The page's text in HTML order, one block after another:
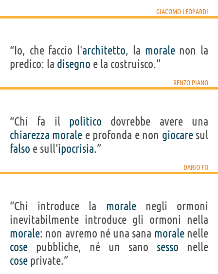
GIACOMO LEOPARDI
“Io, che faccio l'architetto, la moralenon la
predico: la disegno e la costruisco.”
RENZO PIANO
“Chi fa il politico dovrebbe avere una
chiarezza morale e profonda e non giocaresul
falso e sull'ipocrisia.”
DARIO FO
“Chi introduce la moralenegli ormoni
inevitabilmente introduce gli ormoni nella
morale: non avremo né una sana moralenelle
cose pubbliche, né un sano sesso nelle
cose private.”